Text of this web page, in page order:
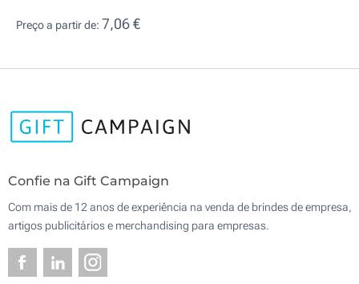
Preço a partir de: 7,06 €
Confie na Gift Campaign
Com mais de 12 anos de experiência na venda de brindes de empresa,
artigos publicitários e merchandising para empresas.